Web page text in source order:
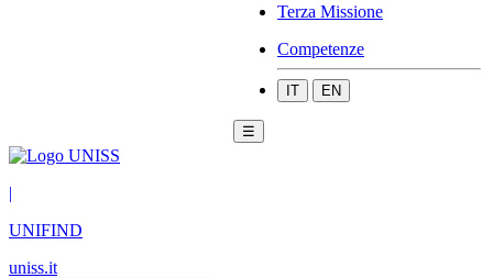
Terza Missione
Competenze
IT EN
☰
|
UNIFIND
uniss.it